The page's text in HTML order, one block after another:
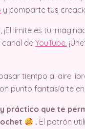
y comparte tus
límite es tu
de YouTube.
tiempo al aire
punto fantasía te
práctico que te
. El patrón